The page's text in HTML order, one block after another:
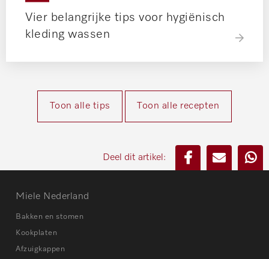
Vier belangrijke tips voor hygiënisch
kleding wassen
Toon alle tips Toon alle recepten
Deel dit artikel:
Miele Nederland
Bakken en stomen
Kookplaten
Afzuigkappen